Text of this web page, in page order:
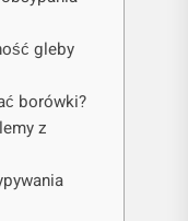
gleby
borówki?
z